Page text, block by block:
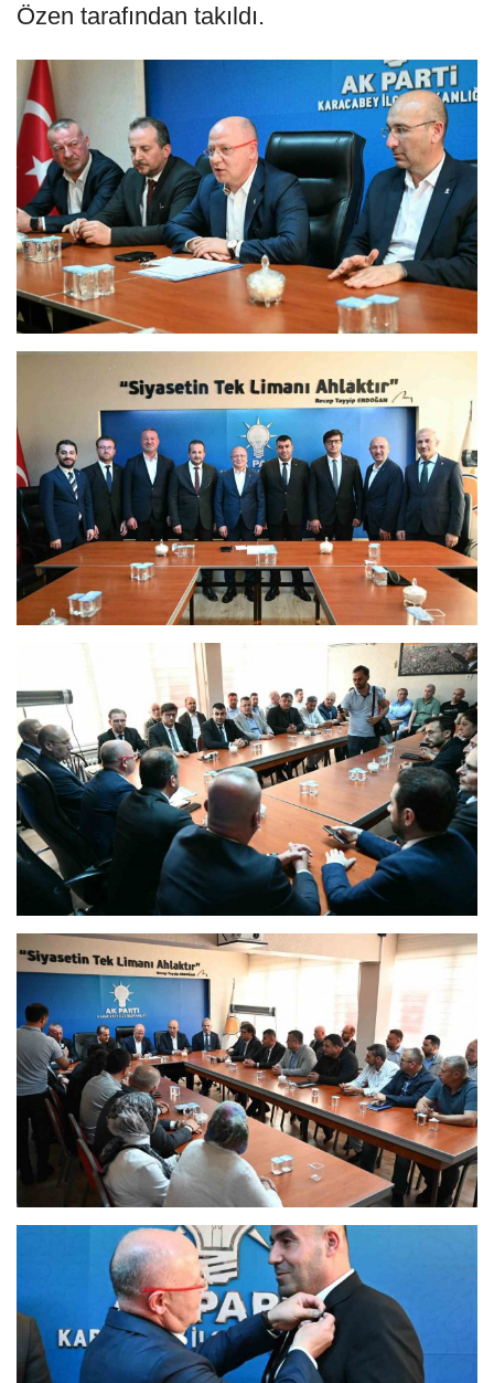
Özen tarafından takıldı.